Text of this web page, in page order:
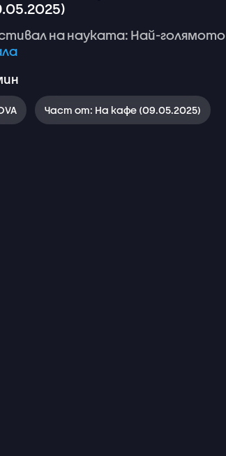
нанауката: Най-голямото
Част от: На кафе (09.05.2025)